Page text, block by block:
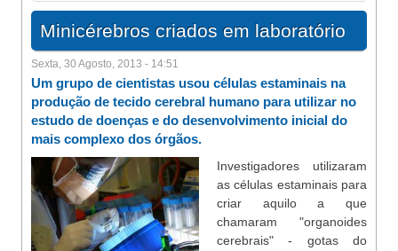
Minicérebros criados em laboratório
Sexta, 30 Agosto, 2013 - 14:51
Um grupo de cientistas usou células estaminais na
produção de tecido cerebral humano para utilizar no
estudo de doenças e do desenvolvimento inicial do
mais complexo dos órgãos.
Investigadores utilizaram
as células estaminais para
criar aquilo a que
chamaram "organoides
cerebrais" - gotas do